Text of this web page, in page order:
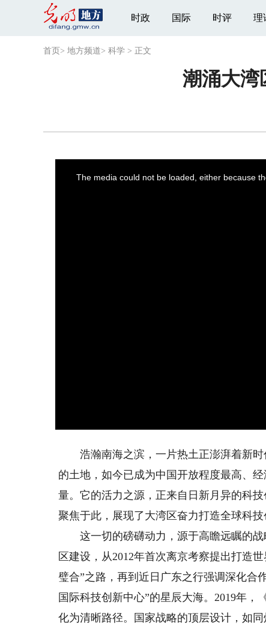
时政 国际 时评 理
首页 > 地方频道> 科学 > 正文
潮涌大湾
The media could not be loaded, either because
浩瀚南海之滨，一片热土正澎湃着新时
的土地，如今已成为中国开放程度最高、
量。它的活力之源，正来自日新月异的科
聚焦于此，展现了大湾区奋力打造全球科
这一切的磅礴动力，源于高瞻远瞩的战
区建设，从2012年首次离京考察提出打造
璧合”之路，再到近日广东之行强调深化合
国际科技创新中心”的星辰大海。2019年
化为清晰路径。国家战略的顶层设计，如